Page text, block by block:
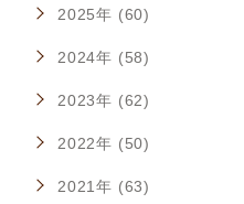
2025年 (60)
2024年 (58)
2023年 (62)
2022年 (50)
2021年 (63)